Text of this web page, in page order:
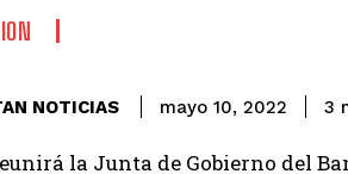
NOTICIAS mayo 10, 2022 3
la Junta de Gobierno del